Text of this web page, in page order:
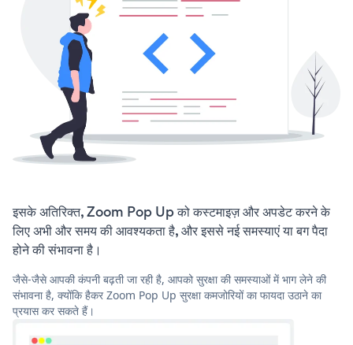
इसके अतिरिक्त, Zoom Pop Up को कस्टमाइज़ और अपडेट करने के
लिए अभी और समय की आवश्यकता है, और इससे नई समस्याएं या बग पैदा
होने की संभावना है।
जैसे-जैसे आपकी कंपनी बढ़ती जा रही है, आपको सुरक्षा की समस्याओं में भाग लेने की
संभावना है, क्योंकि हैकर Zoom Pop Up सुरक्षा कमजोरियों का फायदा उठाने का
प्रयास कर सकते हैं।